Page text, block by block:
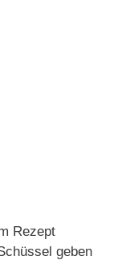
Rezept
geben